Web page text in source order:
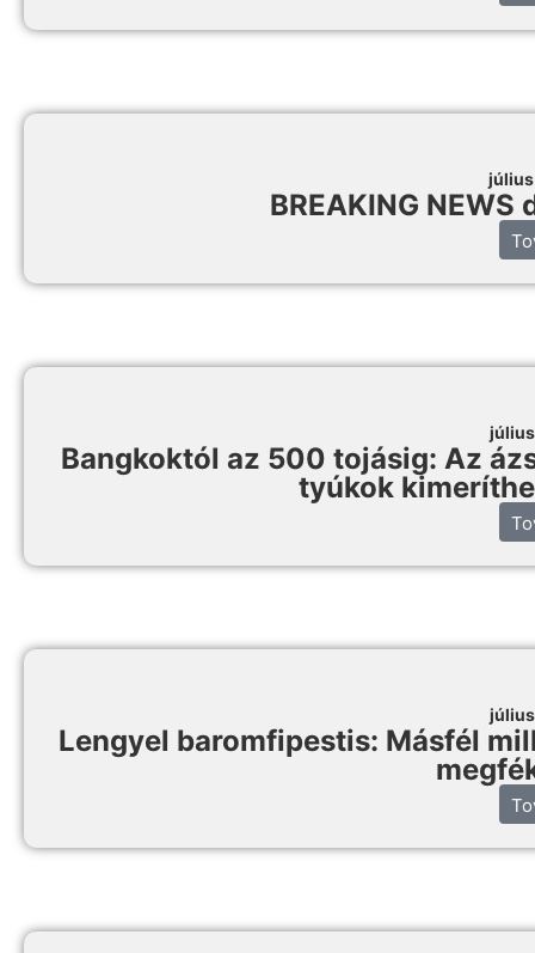
BREAKING
Bangkoktól az 500 tojásig: Az
tyúkok
Lengyel baromfipestis: Másfél